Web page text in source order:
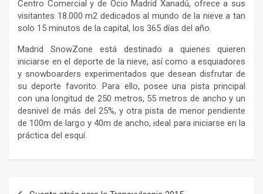
Centro Comercial y de Ocio Madrid Xanadú, ofrece a sus
visitantes 18.000 m2 dedicados al mundo de la nieve a tan
solo 15 minutos de la capital, los 365 días del año.
Madrid SnowZone está destinado a quienes quieren
iniciarse en el deporte de la nieve, así como a esquiadores
y snowboarders experimentados que desean disfrutar de
su deporte favorito. Para ello, posee una pista principal
con una longitud de 250 metros, 55 metros de ancho y un
desnivel de más del 25%, y otra pista de menor pendiente
de 100m de largo y 40m de ancho, ideal para iniciarse en la
práctica del esquí.